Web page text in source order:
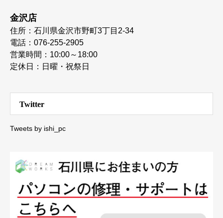
金沢店
住所：石川県金沢市野町3丁目2-34
電話：076-255-2905
営業時間：10:00～18:00
定休日：日曜・祝祭日
Twitter
Tweets by ishi_pc